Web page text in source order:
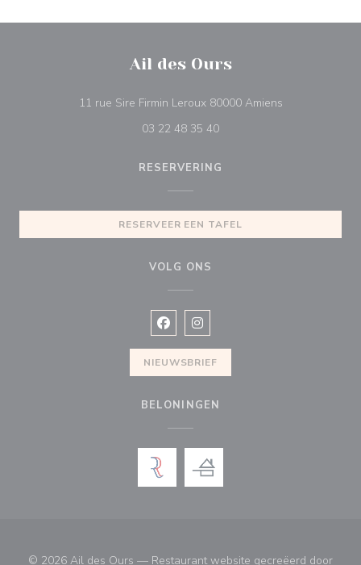
Ail des Ours
11 rue Sire Firmin Leroux 80000 Amiens((opent in een
03 22 48 35 40
RESERVERING
RESERVEER EEN TAFEL
VOLG ONS
Facebook ((opent in een nieuw
Instagram ((opent in een
NIEUWSBRIEF
BELONINGEN
© 2026 Ail des Ours — Restaurant website gecreëerd door